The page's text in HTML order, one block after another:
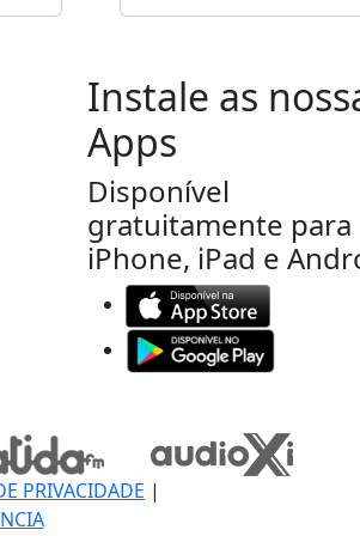
Instale as
Apps
Disponível
gratuitamente para
iPhone, iPad e
PRIVACIDADE |